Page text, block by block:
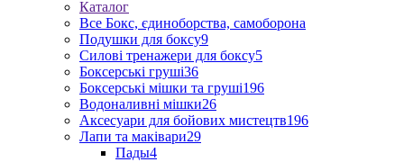
Каталог
Все Бокс, єдиноборства, самоборона
Подушки для боксу9
Силові тренажери для боксу5
Боксерські груші36
Боксерські мішки та груші196
Водоналивні мішки26
Аксесуари для бойових мистецтв196
Лапи та маківари29
Пады4